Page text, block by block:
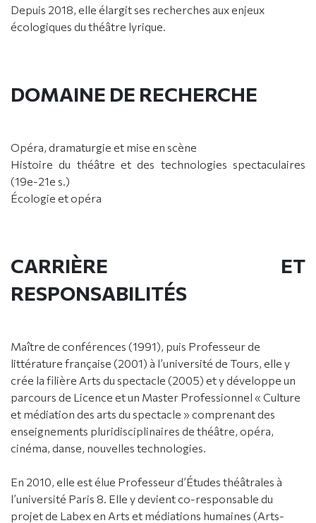
Depuis 2018, elle élargit ses recherches aux enjeux
écologiques du théâtre lyrique.
DOMAINE DE RECHERCHE
Opéra, dramaturgie et mise en scène
Histoire du théâtre et des technologies spectaculaires
(19e-21e s.)
Écologie et opéra
CARRIÈRE ET
RESPONSABILITÉS
Maître de conférences (1991), puis Professeur de
littérature française (2001) à l’université de Tours, elle y
crée la filière Arts du spectacle (2005) et y développe un
parcours de Licence et un Master Professionnel « Culture
et médiation des arts du spectacle » comprenant des
enseignements pluridisciplinaires de théâtre, opéra,
cinéma, danse, nouvelles technologies.
En 2010, elle est élue Professeur d’Études théâtrales à
l’université Paris 8. Elle y devient co-responsable du
projet de Labex en Arts et médiations humaines (Arts-